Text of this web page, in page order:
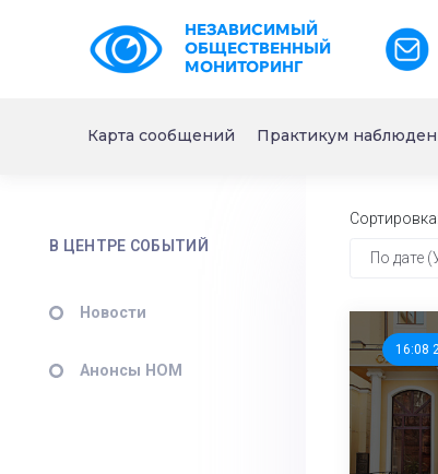
НЕЗАВИСИМЫЙ
ОБЩЕСТВЕННЫЙ
МОНИТОРИНГ
Карта сообщений Практикум
В ЦЕНТРЕ СОБЫТИЙ
Новости
Анонсы НОМ
Сортировка:
По дате
16:08